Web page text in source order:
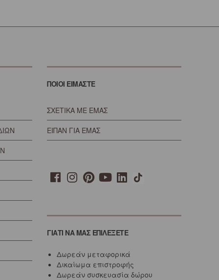
ΠΟΙΟΙ ΕΙΜΑΣΤΕ
ΣΧΕΤΙΚΑ ΜΕ ΕΜΑΣ
ΕΙΠΑΝ ΓΙΑ ΕΜΑΣ
ΓΙΑΤΙ ΝΑ ΜΑΣ ΕΠΙΛΕΞΕΤΕ
Δωρεάν μεταφορικά
Δικαίωμα επιστροφής
Δωρεάν συσκευασία δώρου